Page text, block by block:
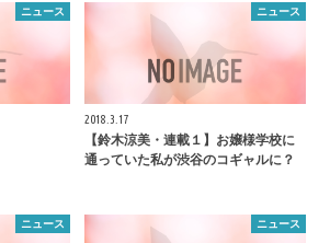
ニュース ニュース
2018.3.17
【鈴木涼美・連載１】お嬢様学校に
通っていた私が渋谷のコギャルに？
ニュース ニュース